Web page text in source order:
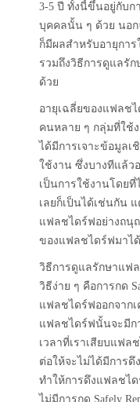
3-5 ปี ทั้งนี้ขึ้นอยู่กับก
บุคคลนั้น ๆ ด้วย นอ
ก็มีผลสำหรับอายุกา
รวมถึงวิธีการดูแลรั
ด้วย
อายุเฉลี่ยของแฟลช
คนหลาย ๆ กลุ่มที่ใช้
ได้มีการเจาะข้อมูลเ
ใช้งาน ซึ่งบางทีแล้ว
เป็นการใช้งานโดย
เลยก็เป็นได้เช่นกัน
แฟลชไดร์ฟอย่างถนุ
ของแฟลชไดร์ฟมาไ
วิธีการดูแลรักษาแฟ
วิธีง่าย ๆ คือการกด
แฟลชไดร์ฟออกจากเ
แฟลชไดร์ฟนั้นจะมีก
เวลาที่เราเสียบแฟล
ต่อให้จะไม่ได้มีการ
ทำให้การดึงแฟลชไ
ไม่มีการกด Safely